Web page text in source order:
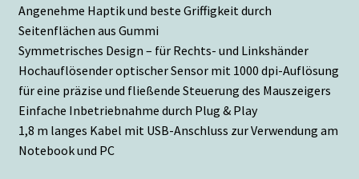
Angenehme Haptik und beste Griffigkeit durch
Seitenflächen aus Gummi
Symmetrisches Design – für Rechts- und Linkshänder
Hochauflösender optischer Sensor mit 1000 dpi-Auflösung
für eine präzise und fließende Steuerung des Mauszeigers
Einfache Inbetriebnahme durch Plug & Play
1,8 m langes Kabel mit USB-Anschluss zur Verwendung am
Notebook und PC